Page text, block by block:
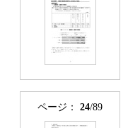
ページ： 24/89